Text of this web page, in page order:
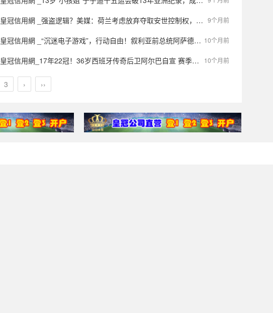
9个月前
皇冠信用網 _强盗逻辑？美媒：荷兰考虑放弃夺取安世控制权，但前提是恢复芯片供应
10个月前
皇冠信用網 _“沉迷电子游戏”，行动自由！叙利亚前总统阿萨德在莫斯科更多生活细节被披露
10个月前
皇冠信用網_17年22冠！36岁西班牙传奇后卫阿尔巴自宣 赛季结束后退役
3 › ››